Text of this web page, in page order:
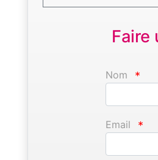
Faire
Nom *
Email *